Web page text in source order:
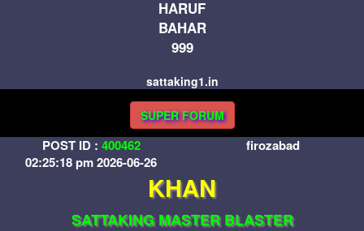
HARUF
BAHAR
999
sattaking1.in
SUPER FORUM
POST ID : 400462
02:25:18 pm 2026-06-26
firozabad
KHAN
SATTAKING MASTER BLASTER